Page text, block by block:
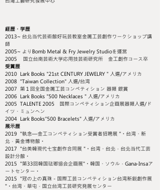
経歴・学歴
2013~ 台北当代芸術館好玩芸教室金属工芸創作ワークショップ講
師
2005~ よりBomb Metal & Fry Jewelry Studioを運営
2005 国立台南芸術大学応用技芸術研究所 金工創作コース卒
受賞歴
2010 Lark Books "21st CENTURY JEWELRY " 入選/アメリカ
2008 "Taiwan Collection" 入選/台湾
2007 第１回全国金属工芸コンペティション 器類 銀賞
2006 Lark Books "500 Necklaces " 入選/アメリカ
2005 TALENTE 2005 国際コンペティション企画展器類入選/ド
イツ・ミュンヘン
2004 Lark Books"500 Bracelets" 入選/アメリカ
展示歴
2019 "執念—金工コンペティション受賞者招聘展 "。台湾・新
北，黃金博物館。
2017 "台美韓現代七宝創作合同展 "。台湾・台北，台北当代工芸
設計分館。
2015 "第33回韓国琺瑯協会企画展"。韓国・ソウル，Gana-Insaア
ートセンター。
2015 "冠の上の真珠－国際工芸コンペティション台湾新鋭創作展
"。台湾・草屯，国立台湾工芸研究発展センター